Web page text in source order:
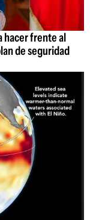
hacer frente al
de seguridad